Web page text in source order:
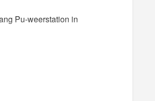
Pu-weerstation in